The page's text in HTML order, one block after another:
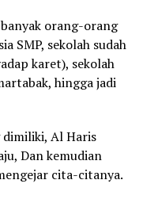
orang-orang
SMP, sekolah sudah
karet), sekolah
hingga jadi
dimiliki, Al Haris
Dan kemudian
cita-citanya.